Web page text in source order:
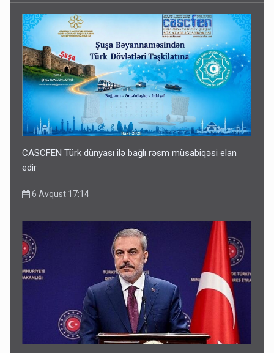
CASCFEN Türk dünyası ilə bağlı rəsm müsabiqəsi elan
edir
6 Avqust 17:14